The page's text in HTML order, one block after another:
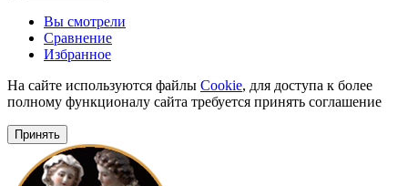
Вы смотрели
Сравнение
Избранное
На сайте используются файлы Cookie, для доступа к более
полному функционалу сайта требуется принять соглашение
Принять